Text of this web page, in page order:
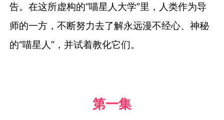
告。在这所虚构的“喵星人大学”里，人类作为导
师的一方，不断努力去了解永远漫不经心、神秘
的“喵星人”， 并试着教化它们。
第一集